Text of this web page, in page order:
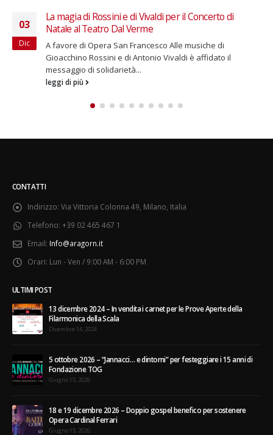
03
Dic
La magia di Rossini e di Vivaldi per il Concerto di
Natale al Teatro Dal Verme
A favore di Opera San Francesco Alle musiche di
Gioacchino Rossini e di Antonio Vivaldi è affidato il
messaggio di solidarietà...
leggi di più
CONTATTI
Indirizzo: Via Vittoria Colonna 49, Milano, Italia
Telefono: +39 02 465 467 1
Email: Info@aragorn.it
Orari: Lun - Ven / 9:00 AM - 6:00 PM
ULTIMI POST
13 dicembre 2024 – In vendita i carnet per le Prove Aperte della
Filarmonica della Scala
Dicembre 14, 2024
5 ottobre 2026 – “Jannacci… e dintorni” per festeggiare i 15 anni di
Fondazione TOG
Giugno 15, 2026
18 e 19 dicembre 2026 – Doppio gospel benefico per sostenere
Opera Cardinal Ferrari
Giugno 15, 2026